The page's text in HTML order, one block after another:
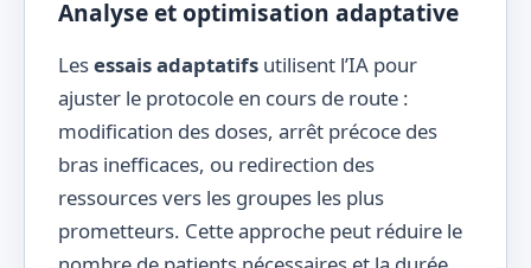
Analyse et optimisation adaptative
Lesessais adaptatifs utilisent l’IA pour
ajuster le protocole en cours de route :
modification des doses, arrêt précoce des
bras inefficaces, ou redirection des
ressources vers les groupes les plus
prometteurs. Cette approche peut réduire le